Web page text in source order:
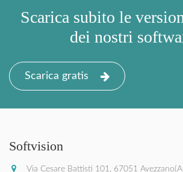
Scarica subito le
dei nostri
Scarica gratis
Softvision
Via Cesare Battisti 101, 67051